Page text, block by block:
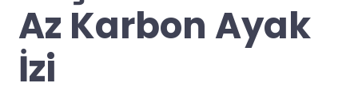
Az Karbon Ayak
İzi